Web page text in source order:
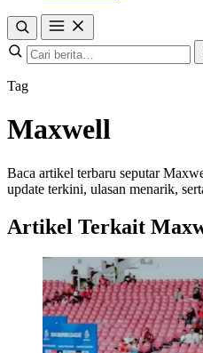
Tag
Maxwell
Baca artikel terbaru seputar
update terkini, ulasan menarik,
Artikel Terkait